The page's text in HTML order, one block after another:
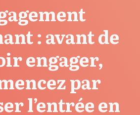
: avant de
engager,
par
l’entrée en